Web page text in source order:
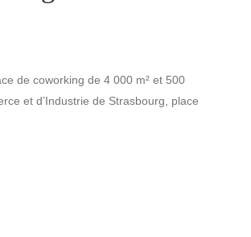
de coworking de 4 000 m² et 500
et d’Industrie de Strasbourg, place